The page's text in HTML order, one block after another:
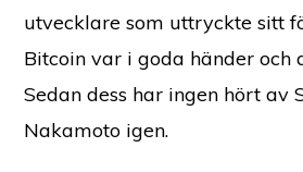
utvecklare som uttryckte sitt
Bitcoin var i goda händer och
Sedan dess har ingen hört av
Nakamoto igen.